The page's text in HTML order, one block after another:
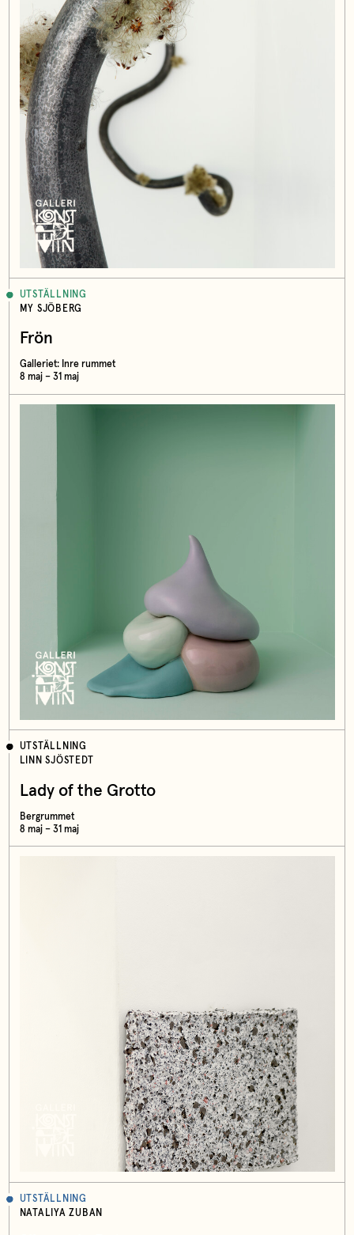
UTSTÄLLNING
MY SJÖBERG
Frön
Galleriet: Inre rummet
8 maj – 31 maj
UTSTÄLLNING
LINN SJÖSTEDT
Lady of the Grotto
Bergrummet
8 maj – 31 maj
UTSTÄLLNING
NATALIYA ZUBAN